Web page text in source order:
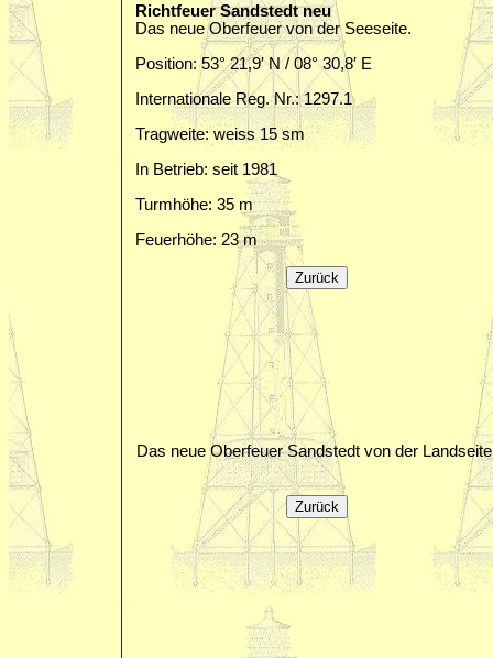
Richtfeuer Sandstedt neu
Das neue Oberfeuer von der Seeseite.
Position: 53° 21,9′ N / 08° 30,8′ E
Internationale Reg. Nr.: 1297.1
Tragweite: weiss 15 sm
In Betrieb: seit 1981
Turmhöhe: 35 m
Feuerhöhe: 23 m
Das neue Oberfeuer Sandstedt von der